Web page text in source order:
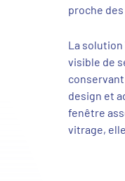
proche
La solution
visible de
design et
fenêtre
vitrage,